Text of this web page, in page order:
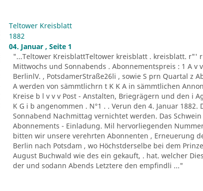
Teltower Kreisblatt
1882
04. Januar , Seite 1
"...Teltower KreisblattTeltower kreisblatt . kreisblatt. r"'
Mittwochs und Sonnabends . Abonnementspreis : 1 A v
BerlinlV. , PotsdamerStraße26li , sowie S prn Quartal z
A werden von sämmtlichrn t K K A in sämmtlichen
Kreise b l v v v Post - Anstalten, Briegrägern und den i
K G i b angenommen . N°1 . . Verun den 4. Januar
Sonnabend Nachmittag vernichtet werden. Das
Abonnements - Einladung. Mil hervorliegenden
bitten wir unsere verehrten Abonnenten , Erneuerung
Berlin nach Potsdam , wo Höchstderselbe bei dem
August Buchwald wie des ein gekauft, . hat. welcher
der und sodann Abends Letztere den empfindli ..."